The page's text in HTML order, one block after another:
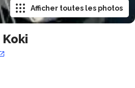
Koki
Afficher toutes les photos